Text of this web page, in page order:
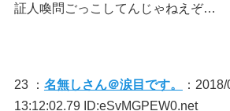
証人喚問ごっこしてんじゃねえぞ…
23 ： 名無しさん＠涙目です。
：
13:12:02.79 ID:eSvMGPEW0.net